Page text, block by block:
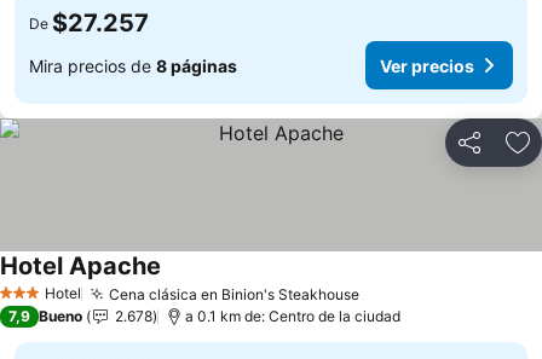
De $27.257
Mira precios de 8 páginas Ver precios
Compartir
3 Estrellas
Hotel Cena clásica en Binion's SteakhouseVer precios
Hotel Apache
7,9 Bueno 2.678 a 0.1 km de: Centro de la ciudad